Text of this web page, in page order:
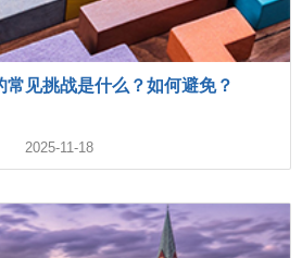
常见挑战是什么？如何避免？
2025-11-18